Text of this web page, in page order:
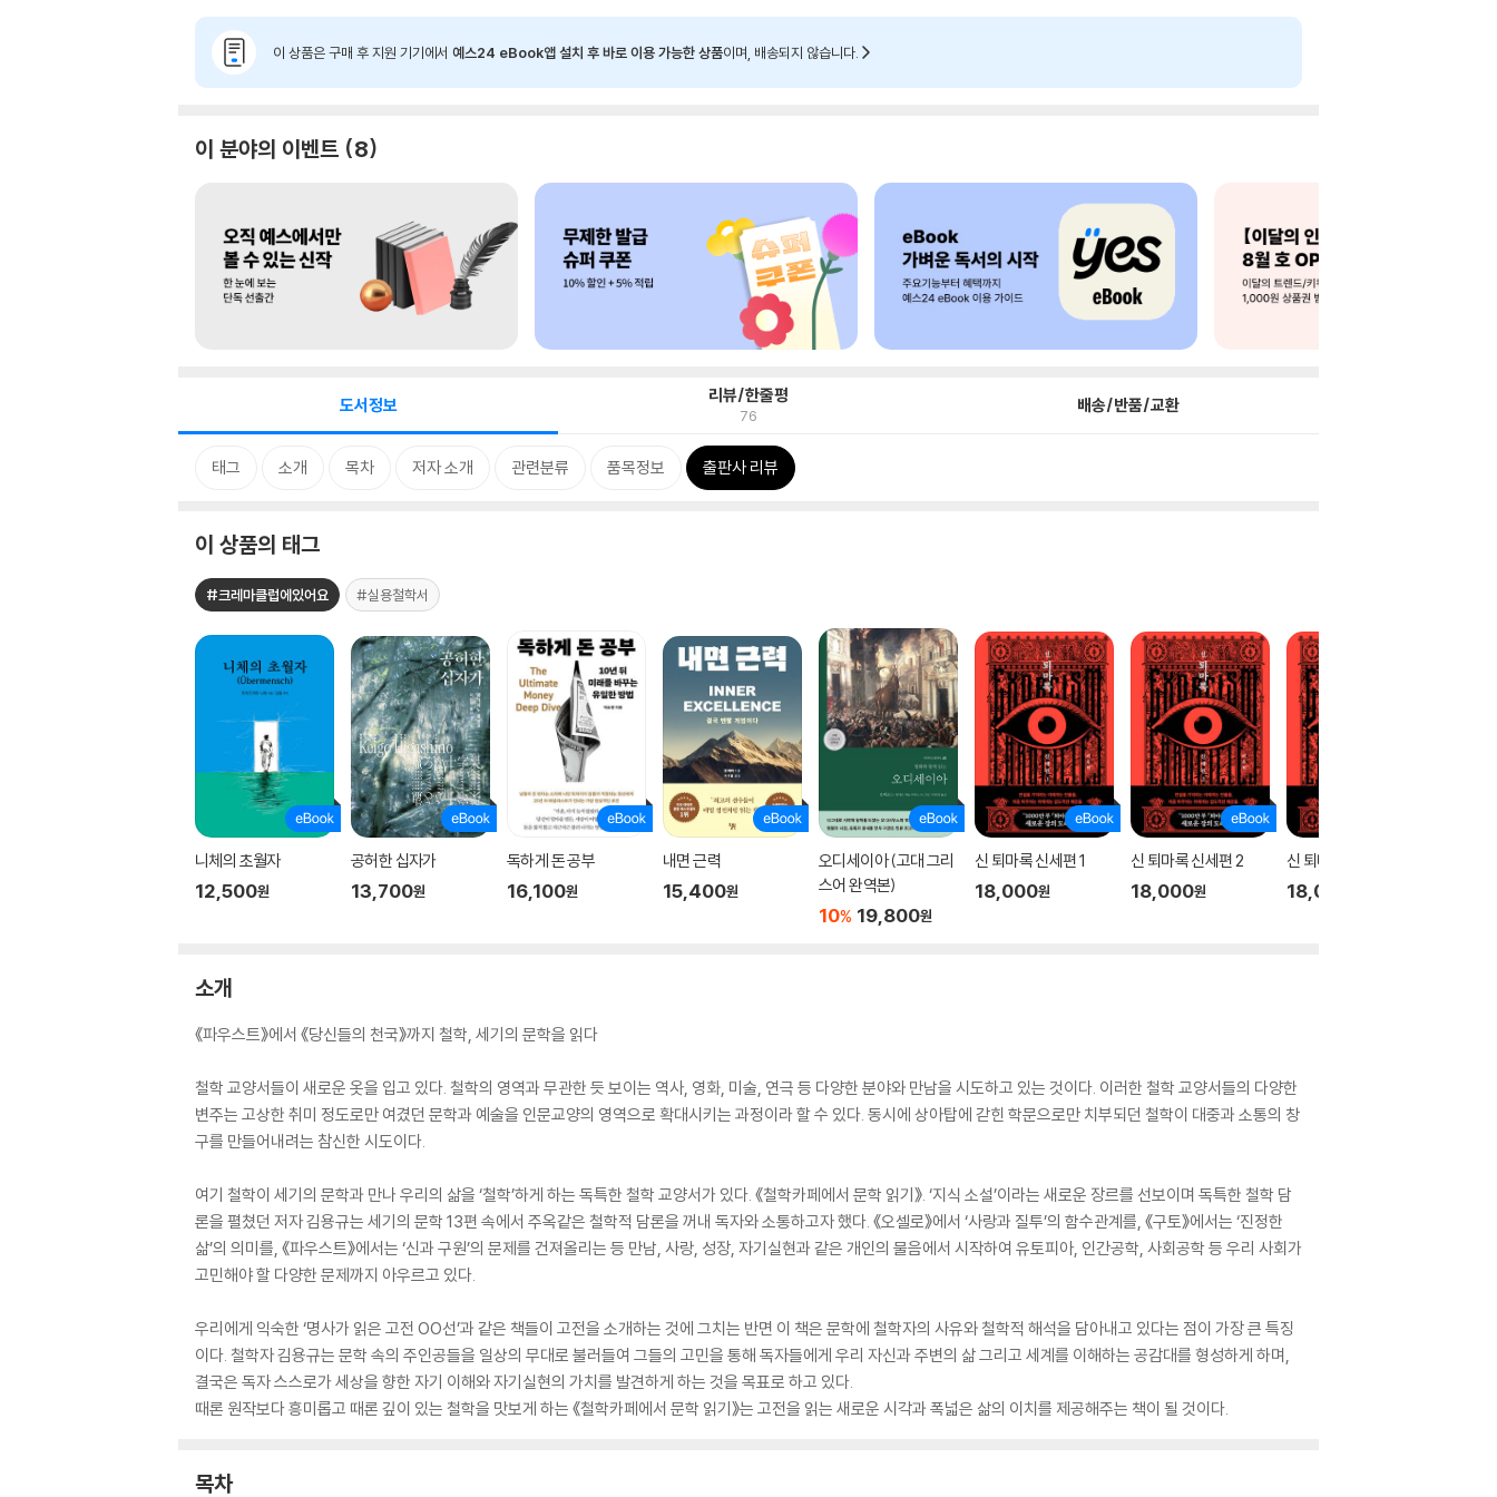
이 상품은 구매 후 지원 기기에서 예스24 eBook앱 설치 후 바로 이용 가능한 상품이며, 배송되지 않습니다.
이 분야의 이벤트 8
도서정보 리뷰/한줄평
76 배송/반품/교환
태그 소개 목차 저자 소개 관련분류 품목정보 출판사 리뷰
이 상품의 태그
#크레마클럽에있어요 #실용철학서
니체의 초월자
12,500원
공허한 십자가
13,700원
독하게 돈 공부
16,100원
내면 근력
15,400원
오디세이아 (고대 그리
스어 완역본)
10% 19,800원
신 퇴마록 신세편 1
18,000원
신 퇴마록 신세편 2
18,000원
신 퇴마록 신세편 3
18,000
소개
《파우스트》에서 《당신들의 천국》까지 철학, 세기의 문학을 읽다
철학 교양서들이 새로운 옷을 입고 있다. 철학의 영역과 무관한 듯 보이는 역사, 영화, 미술, 연극 등 다양한 분야와 만남을 시도하고 있는 것이다. 이러한 철학 교양서들의 다양한
변주는 고상한 취미 정도로만 여겼던 문학과 예술을 인문교양의 영역으로 확대시키는 과정이라 할 수 있다. 동시에 상아탑에 갇힌 학문으로만 치부되던 철학이 대중과 소통의 창
구를 만들어내려는 참신한 시도이다.
여기 철학이 세기의 문학과 만나 우리의 삶을 ‘철학’하게 하는 독특한 철학 교양서가 있다. 《철학카페에서 문학 읽기》. ‘지식 소설’이라는 새로운 장르를 선보이며 독특한 철학 담
론을 펼쳤던 저자 김용규는 세기의 문학 13편 속에서 주옥같은 철학적 담론을 꺼내 독자와 소통하고자 했다. 《오셀로》에서 ‘사랑과 질투’의 함수관계를, 《구토》에서는 ‘진정한
삶’의 의미를, 《파우스트》에서는 ‘신과 구원’의 문제를 건져올리는 등 만남, 사랑, 성장, 자기실현과 같은 개인의 물음에서 시작하여 유토피아, 인간공학, 사회공학 등 우리 사회가
고민해야 할 다양한 문제까지 아우르고 있다.
우리에게 익숙한 ‘명사가 읽은 고전 OO선’과 같은 책들이 고전을 소개하는 것에 그치는 반면 이 책은 문학에 철학자의 사유와 철학적 해석을 담아내고 있다는 점이 가장 큰 특징
이다. 철학자 김용규는 문학 속의 주인공들을 일상의 무대로 불러들여 그들의 고민을 통해 독자들에게 우리 자신과 주변의 삶 그리고 세계를 이해하는 공감대를 형성하게 하며,
결국은 독자 스스로가 세상을 향한 자기 이해와 자기실현의 가치를 발견하게 하는 것을 목표로 하고 있다.
때론 원작보다 흥미롭고 때론 깊이 있는 철학을 맛보게 하는 《철학카페에서 문학 읽기》는 고전을 읽는 새로운 시각과 폭넓은 삶의 이치를 제공해주는 책이 될 것이다.
목차